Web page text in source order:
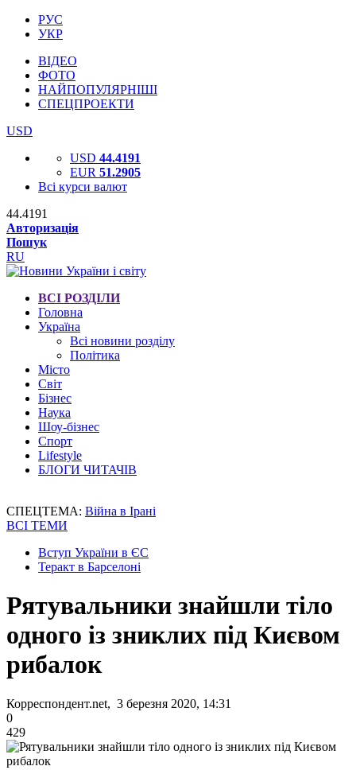
РУС
УКР
ВІДЕО
ФОТО
НАЙПОПУЛЯРНІШІ
СПЕЦПРОЕКТИ
USD
USD 44.4191
EUR 51.2905
Всі курси валют
44.4191
Авторизація
Пошук
RU
ВСІ РОЗДІЛИ
Головна
Україна
Всі новини розділу
Політика
Місто
Світ
Бізнес
Наука
Шоу-бізнес
Спорт
Lifestyle
БЛОГИ ЧИТАЧІВ
СПЕЦТЕМА: Війна в Ірані
ВСІ ТЕМИ
Вступ України в ЄС
Теракт в Барселоні
Рятувальники знайшли тіло
одного із зниклих під Києвом
рибалок
Корреспондент.net, 3 березня 2020, 14:31
0
429